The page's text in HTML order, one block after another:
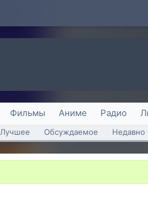
Фильмы Аниме Радио
Лучшее Обсуждаемое Недавно